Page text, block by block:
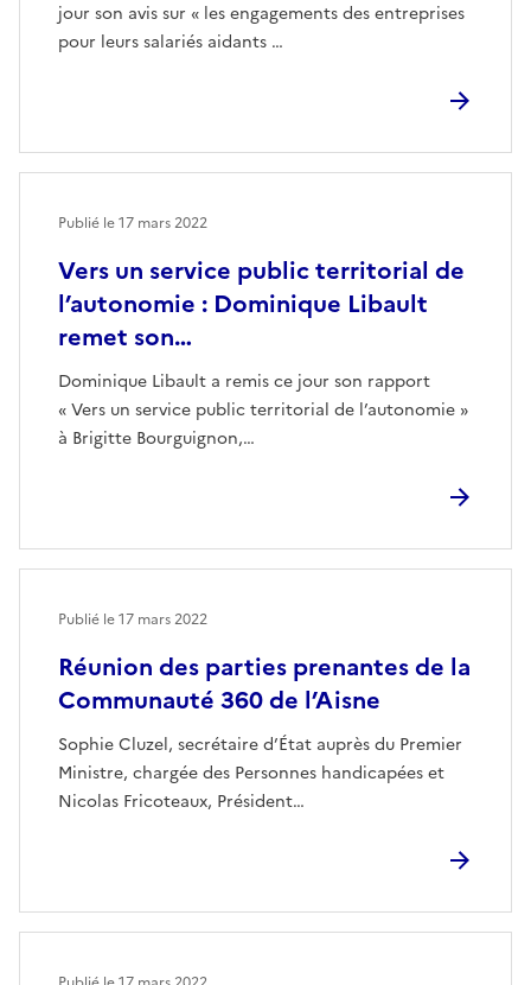
jour son avis sur « les engagements des entreprises
pour leurs salariés aidants …
Vers un service public territorial de
l’autonomie : Dominique Libault
remet son…
Dominique Libault a remis ce jour son rapport
« Vers un service public territorial de l’autonomie »
à Brigitte Bourguignon,…
Publié le17 mars 2022
Réunion des parties prenantes de la
Communauté 360 de l’Aisne
Sophie Cluzel, secrétaire d’État auprès du Premier
Ministre, chargée des Personnes handicapées et
Nicolas Fricoteaux, Président…
Publié le17 mars 2022